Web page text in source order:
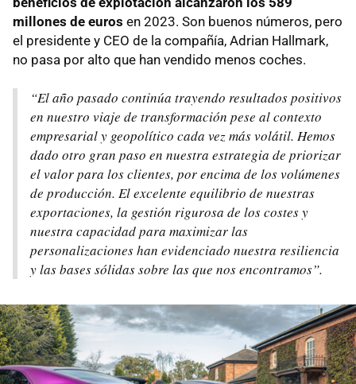
millones de euros en 2023. Son buenos números, pero
el presidente y CEO de la compañía, Adrian Hallmark,
no pasa por alto que han vendido menos coches.
“El año pasado continúa trayendo resultados positivos
en nuestro viaje de transformación pese al contexto
empresarial y geopolítico cada vez más volátil. Hemos
dado otro gran paso en nuestra estrategia de priorizar
el valor para los clientes, por encima de los volúmenes
de producción. El excelente equilibrio de nuestras
exportaciones, la gestión rigurosa de los costes y
nuestra capacidad para maximizar las
personalizaciones han evidenciado nuestra resiliencia
y las bases sólidas sobre las que nos encontramos”.